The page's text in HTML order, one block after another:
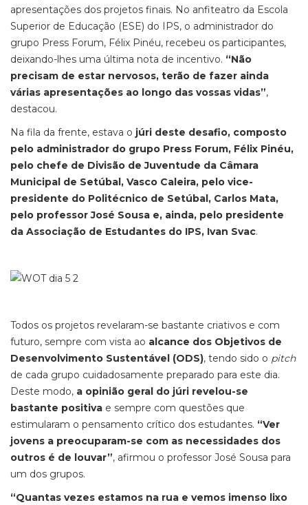
apresentações dos projetos finais. No anfiteatro da Escola
Superior de Educação (ESE) do IPS, o administrador do
grupo Press Forum, Félix Pinéu, recebeu os participantes,
deixando-lhes uma última nota de incentivo. “Não
precisam de estar nervosos, terão de fazer ainda
várias apresentações ao longo das vossas vidas”,
destacou.
Na fila da frente, estava o júri deste desafio, composto
pelo administrador do grupo Press Forum, Félix Pinéu,
pelo chefe de Divisão de Juventude da Câmara
Municipal de Setúbal, Vasco Caleira, pelo vice-
presidente do Politécnico de Setúbal, Carlos Mata,
pelo professor José Sousa e, ainda, pelo presidente
da Associação de Estudantes do IPS, Ivan Svac.
Todos os projetos revelaram-se bastante criativos e com
futuro, sempre com vista ao alcance dos Objetivos de
Desenvolvimento Sustentável (ODS), tendo sido o pitch
de cada grupo cuidadosamente preparado para este dia.
Deste modo, a opinião geral do júri revelou-se
bastante positiva e sempre com questões que
estimularam o pensamento crítico dos estudantes. “Ver
jovens a preocuparam-se com as necessidades dos
outros é de louvar”, afirmou o professor José Sousa para
um dos grupos.
“Quantas vezes estamos na rua e vemos imenso lixo